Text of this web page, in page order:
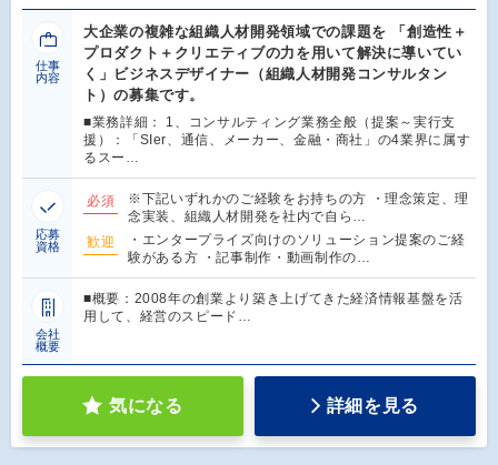
仕事
内容
大企業の複雑な組織人材開発領域での課題を 「創造性＋
プロダクト＋クリエティブの力を用いて解決に導いてい
く」ビジネスデザイナー（組織人材開発コンサルタン
ト）の募集です。
■業務詳細： 1、コンサルティング業務全般（提案～実行支
援）：「SIer、通信、メーカー、金融・商社」の4業界に属す
るスー…
応募
資格
必須
※下記いずれかのご経験をお持ちの方 ・理念策定、理
念実装、組織人材開発を社内で自ら…
歓迎
・エンタープライズ向けのソリューション提案のご経
験がある方 ・記事制作・動画制作の…
会社
概要
■概要：2008年の創業より築き上げてきた経済情報基盤を活
用して、経営のスピード…
気になる 詳細を見る